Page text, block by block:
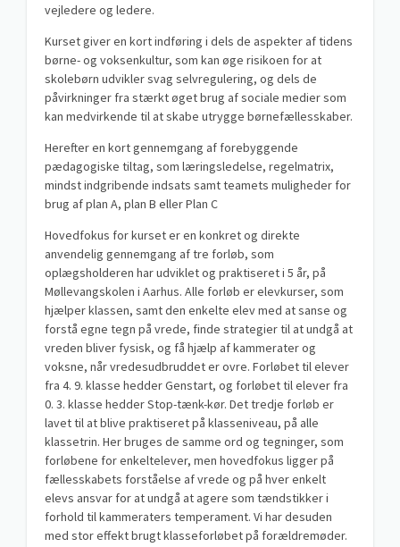
vejledere og ledere.
Kurset giver en kort indføring i dels de aspekter af tidens
børne- og voksenkultur, som kan øge risikoen for at
skolebørn udvikler svag selvregulering, og dels de
påvirkninger fra stærkt øget brug af sociale medier som
kan medvirkende til at skabe utrygge børnefællesskaber.
Herefter en kort gennemgang af forebyggende
pædagogiske tiltag, som læringsledelse, regelmatrix,
mindst indgribende indsats samt teamets muligheder for
brug af plan A, plan B eller Plan C
Hovedfokus for kurset er en konkret og direkte
anvendelig gennemgang af tre forløb, som
oplægsholderen har udviklet og praktiseret i 5 år, på
Møllevangskolen i Aarhus. Alle forløb er elevkurser, som
hjælper klassen, samt den enkelte elev med at sanse og
forstå egne tegn på vrede, finde strategier til at undgå at
vreden bliver fysisk, og få hjælp af kammerater og
voksne, når vredesudbruddet er ovre. Forløbet til elever
fra 4. 9. klasse hedder Genstart, og forløbet til elever fra
0. 3. klasse hedder Stop-tænk-kør. Det tredje forløb er
lavet til at blive praktiseret på klasseniveau, på alle
klassetrin. Her bruges de samme ord og tegninger, som
forløbene for enkeltelever, men hovedfokus ligger på
fællesskabets forståelse af vrede og på hver enkelt
elevs ansvar for at undgå at agere som tændstikker i
forhold til kammeraters temperament. Vi har desuden
med stor effekt brugt klasseforløbet på forældremøder.